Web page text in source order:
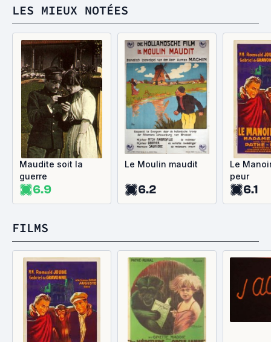
LES MIEUX NOTÉES
Maudite soit la
guerre
6.9
Le Moulin maudit
6.2
Le
peur
6.1
FILMS